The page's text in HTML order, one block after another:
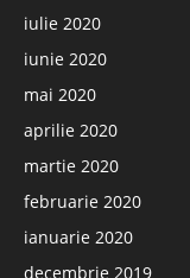
iulie 2020
iunie 2020
mai 2020
aprilie 2020
martie 2020
februarie 2020
ianuarie 2020
decembrie 2019